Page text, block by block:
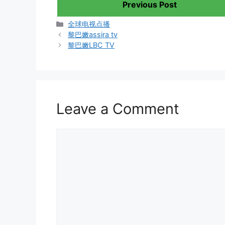
Previous Post
Categories
全球电视点播
黎巴嫩assira tv
黎巴嫩LBC TV
Leave a Comment